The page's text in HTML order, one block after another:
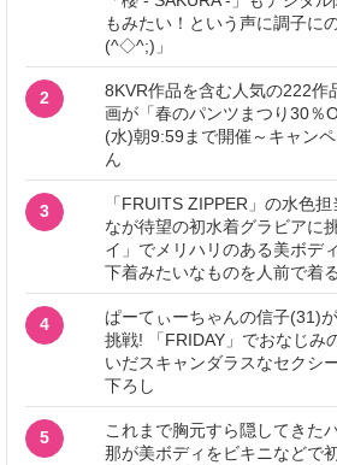
もみたい！という声に調子に
(^◇^;)」
2
8KVR作品を含む人気の222作
画が「春のパンツまつり30％
(水)朝9:59まで開催～キャン
ん
3
「FRUITS ZIPPER」の水色
なが待望の初水着グラビアに
イ」でメリハリのある美ボデ
下着みたいなものを人前で着
4
ぱーてぃーちゃんの信子(31)
挑戦! 「FRIDAY」でおなじみ
いだスキャンダラスなセクシ
下ろし
5
これまで胸元すら隠してきた
那が美ボディをビキニなどで